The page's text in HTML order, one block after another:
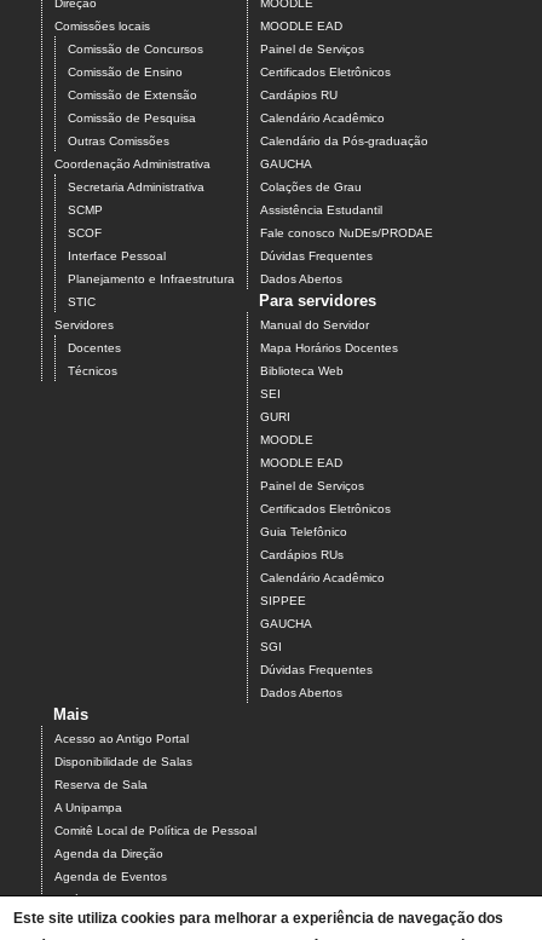
Direção
Comissões locais
Comissão de Concursos
Comissão de Ensino
Comissão de Extensão
Comissão de Pesquisa
Outras Comissões
Coordenação Administrativa
Secretaria Administrativa
SCMP
SCOF
Interface Pessoal
Planejamento e Infraestrutura
STIC
Servidores
Docentes
Técnicos
MOODLE
MOODLE EAD
Painel de Serviços
Certificados Eletrônicos
Cardápios RU
Calendário Acadêmico
Calendário da Pós-graduação
GAUCHA
Colações de Grau
Assistência Estudantil
Fale conosco NuDEs/PRODAE
Dúvidas Frequentes
Dados Abertos
Para servidores
Manual do Servidor
Mapa Horários Docentes
Biblioteca Web
SEI
GURI
MOODLE
MOODLE EAD
Painel de Serviços
Certificados Eletrônicos
Guia Telefônico
Cardápios RUs
Calendário Acadêmico
SIPPEE
GAUCHA
SGI
Dúvidas Frequentes
Dados Abertos
Mais
Acesso ao Antigo Portal
Disponibilidade de Salas
Reserva de Sala
A Unipampa
Comitê Local de Política de Pessoal
Agenda da Direção
Agenda de Eventos
Estágios
Relatório de Gestão
Este site utiliza cookies para melhorar a experiência de navegação dos